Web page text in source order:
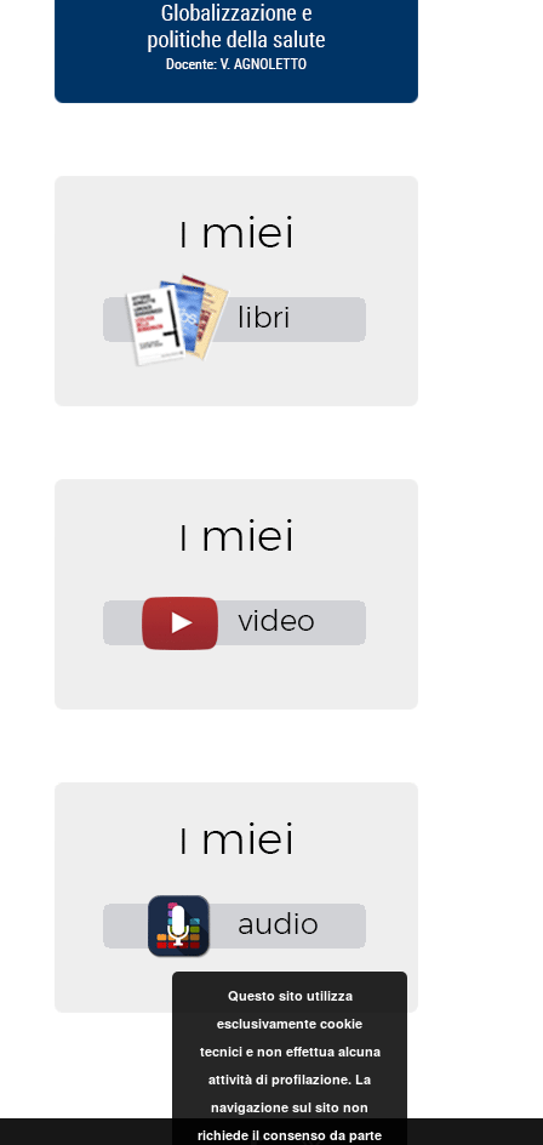
Questo sito utilizza
esclusivamente cookie
tecnici e non effettua alcuna
attività di profilazione. La
navigazione sul sito non
richiede il consenso da parte